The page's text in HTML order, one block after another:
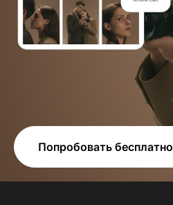
Попробовать бесплатно